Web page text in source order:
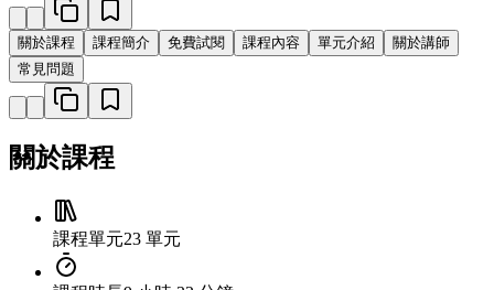
關於課程 課程簡介 免費試閱 課程內容 單元介紹
關於講師
常見問題
關於課程
課程單元23 單元